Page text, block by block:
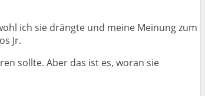
ich sie drängte und meine Meinung zum
Jr.
sollte. Aber das ist es, woran sie